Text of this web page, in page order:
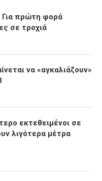
Για πρώτη φορά
σε τροχιά
να «αγκαλιάζουν»
εκτεθειμένοι σε
λιγότερα μέτρα